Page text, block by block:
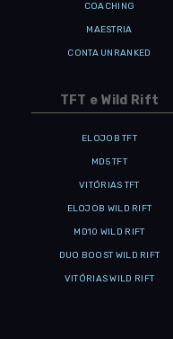
COACHING
MAESTRIA
CONTA UNRANKED
TFT e Wild Rift
ELOJOB TFT
MD5 TFT
VITÓRIAS TFT
ELOJOB WILD RIFT
MD10 WILD RIFT
DUO BOOST WILD RIFT
VITÓRIAS WILD RIFT